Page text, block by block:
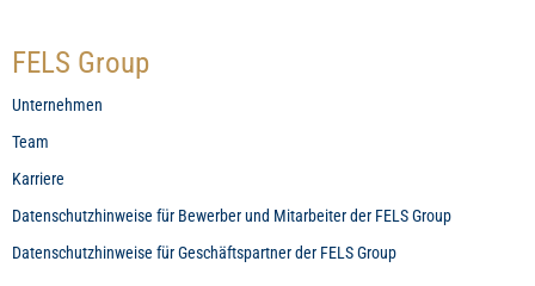
FELS Group
Unternehmen
Team
Karriere
Datenschutzhinweise für Bewerber und Mitarbeiter der FELS Group
Datenschutzhinweise für Geschäftspartner der FELS Group